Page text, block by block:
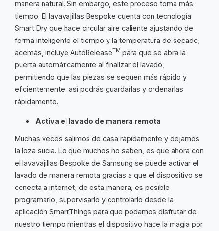
manera natural. Sin embargo, este proceso toma más
tiempo. El lavavajillas Bespoke cuenta con tecnología
Smart Dry que hace circular aire caliente ajustando de
forma inteligente el tiempo y la temperatura de secado;
además, incluye AutoReleaseTM para que se abra la
puerta automáticamente al finalizar el lavado,
permitiendo que las piezas se sequen más rápido y
eficientemente, así podrás guardarlas y ordenarlas
rápidamente.
Activa el lavado de manera remota
Muchas veces salimos de casa rápidamente y dejamos
la loza sucia. Lo que muchos no saben, es que ahora con
el lavavajillas Bespoke de Samsung se puede activar el
lavado de manera remota gracias a que el dispositivo se
conecta a internet; de esta manera, es posible
programarlo, supervisarlo y controlarlo desde la
aplicación SmartThings para que podamos disfrutar de
nuestro tiempo mientras el dispositivo hace la magia por